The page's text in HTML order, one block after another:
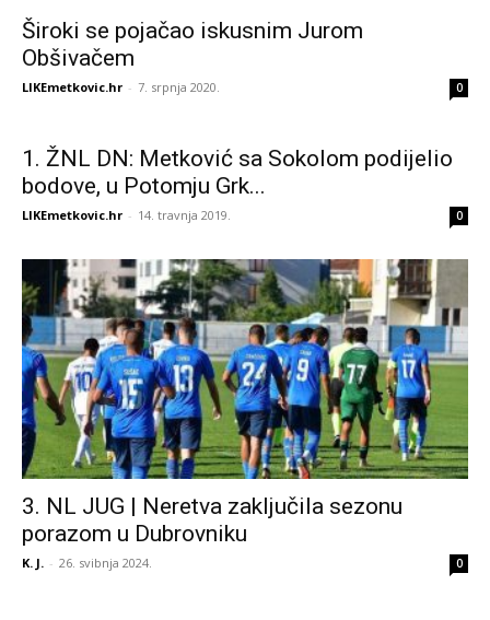
Široki se pojačao iskusnim Jurom
Obšivačem
LIKEmetkovic.hr - 7. srpnja 2020. 0
1. ŽNL DN: Metković sa Sokolom podijelio
bodove, u Potomju Grk...
LIKEmetkovic.hr - 14. travnja 2019. 0
3. NL JUG | Neretva zaključila sezonu
porazom u Dubrovniku
K. J. - 26. svibnja 2024. 0